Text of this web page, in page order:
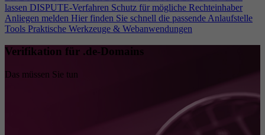
lassen DISPUTE-Verfahren Schutz für mögliche Rechteinhaber
Anliegen melden Hier finden Sie schnell die passende Anlaufstelle
Tools Praktische Werkzeuge & Webanwendungen
Verifikation für .de-Domains
Das müssen Sie tun